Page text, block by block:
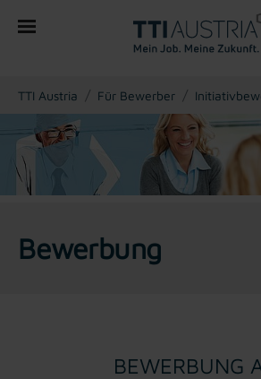
You are here:
TTI Austria Für Bewerber
Bewerbung
BEWERBUNG